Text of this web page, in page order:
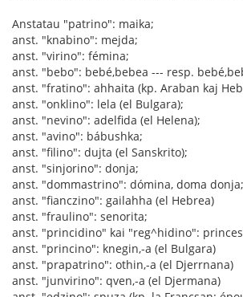
Anstatau "patrino": maika;
anst. "knabino": mejda;
anst. "virino": fémina;
anst. "bebo": bebé,bebea --- resp.
anst. "fratino": ahhaita (kp. Araban kaj
anst. "onklino": lela (el Bulgara);
anst. "nevino": adelfida (el Helena);
anst. "avino": bábushka;
anst. "filino": dujta (el Sanskrito);
anst. "sinjorino": donja;
anst. "dommastrino": dómina, doma donja;
anst. "fianczino": gailahha (el Hebrea)
anst. "fraulino": senorita;
anst. "princidino" kai "reg^hidino":
anst. "princino": knegin,-a (el Bulgara)
anst. "prapatrino": othin,-a (el Djerrnana)
anst. "junvirino": qven,-a (el Djermana)